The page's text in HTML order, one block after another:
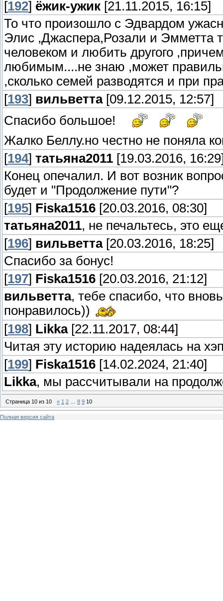
[192] ёжик-ужик [21.11.2015, 16:15]
То что произошло с Эдвардом
Элис ,Джаспера,Розали и Эмметта
человеком и любить другого
любимым....не знаю ,может
,сколько семей разводятся и при
[193] вильветта[09.12.2015, 12:57]
Спасибо большое!
Жалко Беллу.но честно не поняла
[194] татьяна2011 [19.03.2016,
Конец опечалил. И вот возник
будет и "Продолжение пути"?
[195] Fiska1516 [20.03.2016, 08:30]
татьяна2011, не печальтесь, это
[196] вильветта[20.03.2016, 18:25]
Спасибо за бонус!
[197] Fiska1516 [20.03.2016, 21:12]
вильветта, тебе спасибо, что
понравилось))
[198] Likka[22.11.2017, 08:44]
Читая эту историю надеялась на
[199] Fiska1516 [14.02.2024, 21:40]
Likka, мы рассчитывали на
Страница 10 из 10 « 1 2 8 9 10
Полная версия сайта